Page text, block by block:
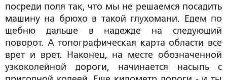
посреди поля так, что мы не решаемся посадить
машину на брюхо в такой глухомани. Едем по
щебню дальше в надежде на следующий
поворот. А топографическая карта области все
врет и врет. Наконец, на месте обозначенной
узкоколейной дороги, начинается насыпь с